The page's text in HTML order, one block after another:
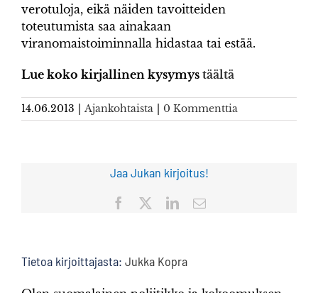
verotuloja, eikä näiden tavoitteiden
toteutumista saa ainakaan
viranomaistoiminnalla hidastaa tai estää.
Lue koko kirjallinen kysymys täältä
14.06.2013 Ajankohtaista 0 Kommenttia
Jaa Jukan kirjoitus!
Facebook LinkedInSähköposti
Tietoa kirjoittajasta: Jukka Kopra